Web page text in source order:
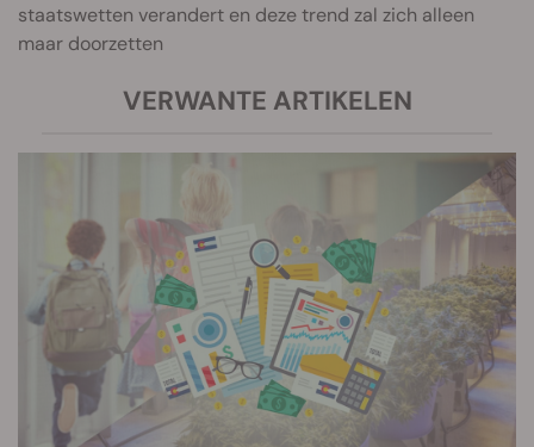
staatswetten verandert en deze trend zal zich alleen
maar doorzetten
VERWANTE ARTIKELEN